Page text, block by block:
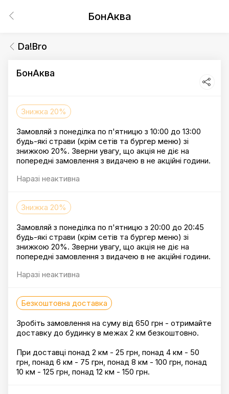
БонАква
Da!Bro
БонАква
Знижка 20%
Замовляй з понеділка по п'ятницю з 10:00 до 13:00
будь-які страви (крім сетів та бургер меню) зі
знижкою 20%. Зверни увагу, що акція не діє на
попередні замовлення з видачею в не акційні години.
Наразі неактивна
Знижка 20%
Замовляй з понеділка по п'ятницю з 20:00 до 20:45
будь-які страви (крім сетів та бургер меню) зі
знижкою 20%. Зверни увагу, що акція не діє на
попередні замовлення з видачею в не акційні години.
Наразі неактивна
Безкоштовна доставка
Зробіть замовлення на суму від 650 грн - отримайте
доставку до будинку в межах 2 км безкоштовно.
При доставці понад 2 км - 25 грн, понад 4 км - 50
грн, понад 6 км - 75 грн, понад 8 км - 100 грн, понад
10 км - 125 грн, понад 12 км - 150 грн.